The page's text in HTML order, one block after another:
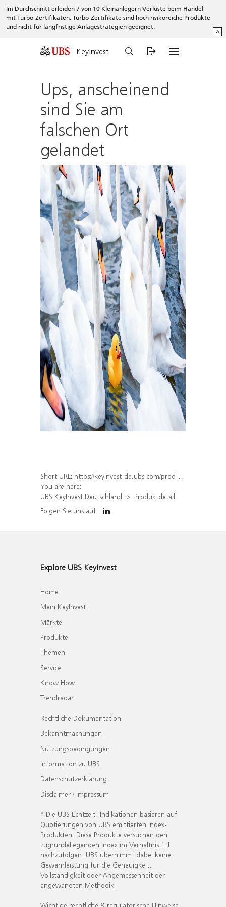
Im Durchschnitt erleiden 7 von 10 Kleinanlegern Verluste beim Handel
mit Turbo-Zertifikaten. Turbo-Zertifikate sind hoch risikoreiche Produkte
und nicht für langfristige Anlagestrategien geeignet.
^
KeyInvest
Ups, anscheinend
sind Sie am
falschen Ort
gelandet
Short URL: https://keyinvest-de.ubs.com/produkt/detail/index/isin/DE000WA6VE28
You are here:
UBS KeyInvest Deutschland
Produktdetail
Folgen Sie uns auf
Explore UBS KeyInvest
Home
Mein KeyInvest
Märkte
Produkte
Themen
Service
Know How
Trendradar
Rechtliche Dokumentation
Bekanntmachungen
Nutzungsbedingungen
Information zu UBS
Datenschutzerklärung
Disclaimer / Impressum
* Die UBS Echtzeit- Indikationen basieren auf
Quotierungen von UBS emittierten Index-
Produkten. Diese Produkte versuchen den
zugrundeliegenden Index im Verhältnis 1:1
nachzufolgen. UBS übernimmt dabei keine
Gewährleistung für die Genauigkeit,
Vollständigkeit oder Angemessenheit der
angewandten Methodik.